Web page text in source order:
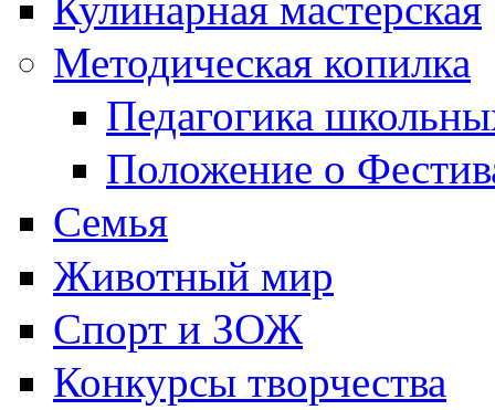
Методическая копилка
Педагогика
Положение о
Семья
Животный мир
Спорт и ЗОЖ
Конкурсы творчества